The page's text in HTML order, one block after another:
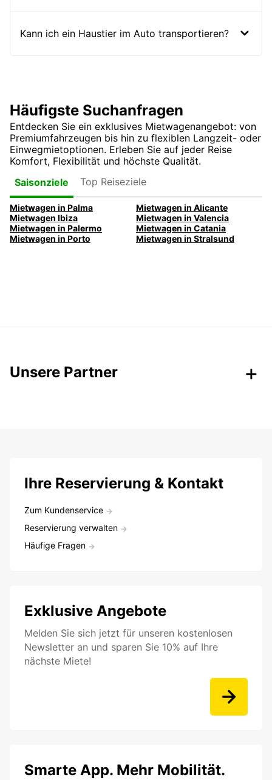
Kann ich ein Haustier im Auto transportieren?
Häufigste Suchanfragen
Entdecken Sie ein exklusives Mietwagenangebot: von
Premiumfahrzeugen bis hin zu flexiblen Langzeit- oder
Einwegmietoptionen. Erleben Sie auf jeder Reise
Komfort, Flexibilität und höchste Qualität.
Saisonziele
Top Reiseziele
Mietwagen in Palma
Mietwagen in Alicante
Mietwagen Ibiza
Mietwagen in Valencia
Mietwagen in Palermo
Mietwagen in Catania
Mietwagen in Porto
Mietwagen in Stralsund
Unsere Partner
Ihre Reservierung & Kontakt
Zum Kundenservice
Reservierung verwalten
Häufige Fragen
Exklusive Angebote
Melden Sie sich jetzt für unseren kostenlosen
Newsletter an und sparen Sie 10% auf Ihre
nächste Miete!
Smarte App. Mehr Mobilität.